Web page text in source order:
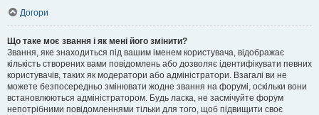
Догори
Що таке моє звання і як мені його змінити?
Звання, яке знаходиться під вашим іменем користувача, відображає
кількість створених вами повідомлень або дозволяє ідентифікувати певних
користувачів, таких як модератори або адміністратори. Взагалі ви не
можете безпосередньо змінювати жодне звання на форумі, оскільки вони
встановлюються адміністратором. Будь ласка, не засмічуйте форум
непотрібними повідомленнями тільки для того, щоб підвищити своє